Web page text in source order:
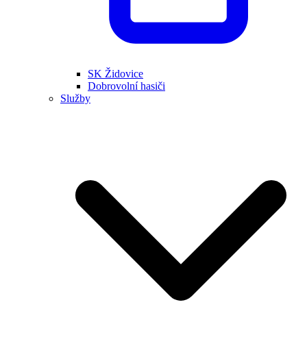
SK Židovice
Dobrovolní hasiči
Služby